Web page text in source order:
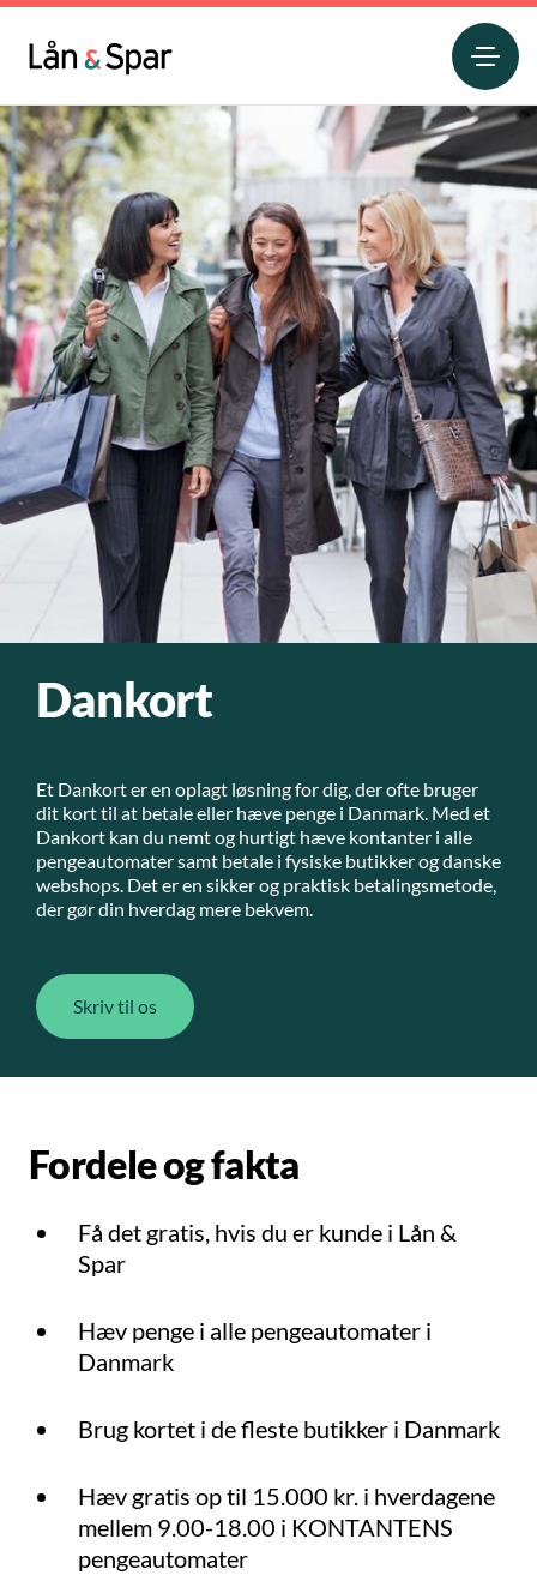
Dankort
Et Dankort er en oplagt løsning for dig, der ofte bruger
dit kort til at betale eller hæve penge i Danmark. Med et
Dankort kan du nemt og hurtigt hæve kontanter i alle
pengeautomater samt betale i fysiske butikker og danske
webshops. Det er en sikker og praktisk betalingsmetode,
der gør din hverdag mere bekvem.
Skriv til os
Fordele og fakta
Få det gratis, hvis du er kunde i Lån &
Spar
Hæv penge i alle pengeautomater i
Danmark
Brug kortet i de fleste butikker i Danmark
Hæv gratis op til 15.000 kr. i hverdagene
mellem 9.00-18.00 i KONTANTENS
pengeautomater